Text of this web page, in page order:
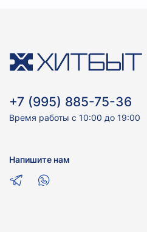
+7 (995) 885-75-36
Время работы с 10:00 до 19:00
Напишите нам